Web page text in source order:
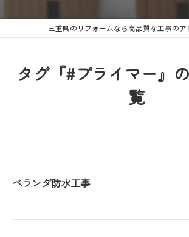
三重県のリフォームなら高品質な工事のア
タグ『#プライマー』
覧
ベランダ防水工事